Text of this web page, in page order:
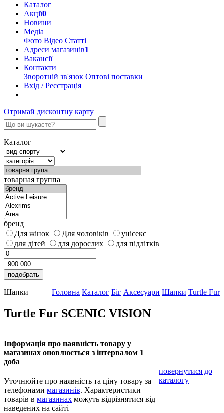
Каталог
Акції0
Новини
Медіа
Фото Відео Статті
Адреси магазинів1
Вакансії
Контакти
Зворотній зв'язок Оптові поставки
Вхід / Реєстрація
Отримай дисконтну карту
Каталог
товарная группа
бренд
Для жінок
Для чоловіків
унісекс
для дітей
для дорослих для підлітків
Шапки Головна Каталог Біг Аксесуари Шапки Turtle Fur
Turtle Fur SCENIC VISION
Інформація про наявність товару у
магазинах оновлюється з інтервалом 1
доба
Уточнюйте про наявність та ціну товару за
телефонами магазинів. Характеристики
товарів в магазинах можуть відрізнятися від
наведених на сайті
повернутися до
каталогу